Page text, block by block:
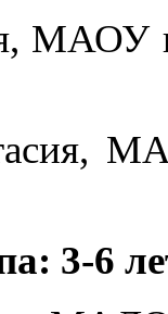
3-6